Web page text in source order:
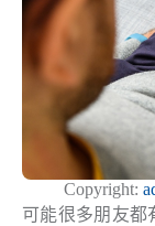
Copyright:
可能很多朋友都